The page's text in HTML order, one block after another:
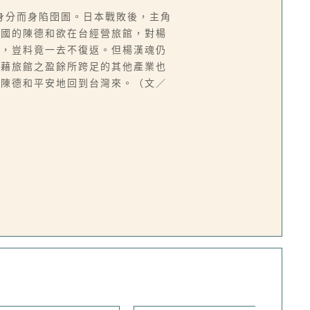
而身陷囹圄。日本戰敗後，主角
的陳德和欲在台經營旅館，對楊
豈料竟一去不復返。但楊漢魂仍
旅館之盈餘所跨足的其他產業也
德和平安地回到台灣來。（文／